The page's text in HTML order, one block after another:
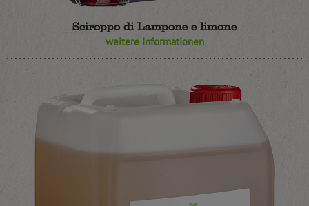
Sciroppo di Lampone e limone
weitere Informationen